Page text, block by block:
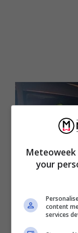
your
content
services